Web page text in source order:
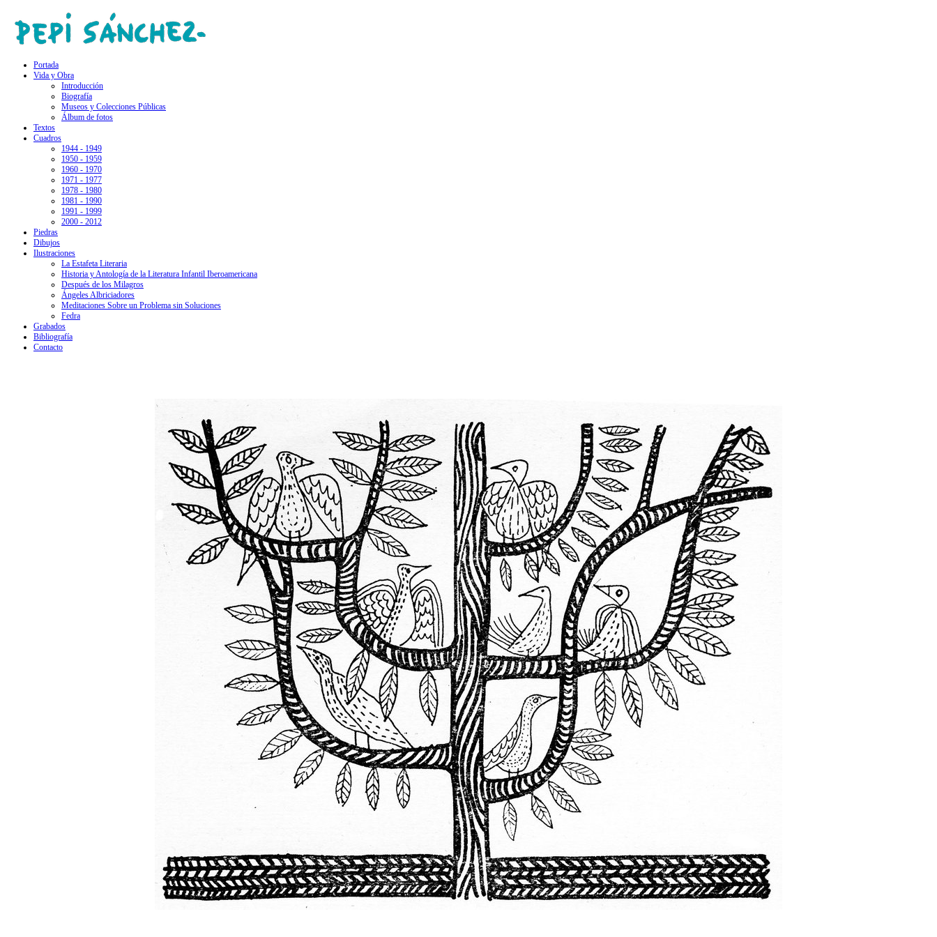
Portada
Vida y Obra
Introducción
Biografía
Museos y Colecciones Públicas
Álbum de fotos
Textos
Cuadros
1944 - 1949
1950 - 1959
1960 - 1970
1971 - 1977
1978 - 1980
1981 - 1990
1991 - 1999
2000 - 2012
Piedras
Dibujos
Ilustraciones
La Estafeta Literaria
Historia y Antología de la Literatura Infantil Iberoamericana
Después de los Milagros
Ángeles Albriciadores
Meditaciones Sobre un Problema sin Soluciones
Fedra
Grabados
Bibliografía
Contacto